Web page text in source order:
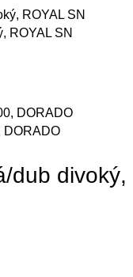
ROYAL SN
DORADO
dub divoký,